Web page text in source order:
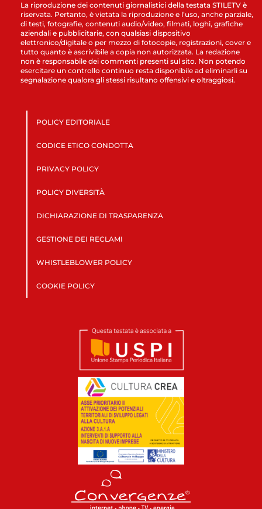
La riproduzione dei contenuti giornalistici della testata STILETV è
riservata. Pertanto, è vietata la riproduzione e l’uso, anche parziale,
di testi, fotografie, contenuti audio/video, filmati, loghi, grafiche
aziendali e pubblicitarie, con qualsiasi dispositivo
elettronico/digitale o per mezzo di fotocopie, registrazioni, cover e
tutto quanto è ascrivibile a copia non autorizzata. La redazione
non è responsabile dei commenti presenti sul sito. Non potendo
esercitare un controllo continuo resta disponibile ad eliminarli su
segnalazione qualora gli stessi risultano offensivi e oltraggiosi.
POLICY EDITORIALE
CODICE ETICO CONDOTTA
PRIVACY POLICY
POLICY DIVERSITÀ
DICHIARAZIONE DI TRASPARENZA
GESTIONE DEI RECLAMI
WHISTLEBLOWER POLICY
COOKIE POLICY